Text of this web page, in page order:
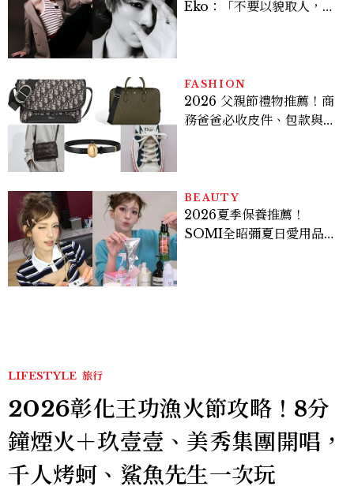
Eko：「不要以貌取人，內
FASHION
2026 父親節禮物推薦！商
務爸爸必收皮件、包款與鞋
BEAUTY
2026夏季保養推薦！
SOMI全昭彌夏日愛用品公
LIFESTYLE 旅行
2026彰化王功漁火節攻略！8分
鐘煙火＋玖壹壹、美秀集團開唱，
千人烤蚵、鯊魚先生一次玩